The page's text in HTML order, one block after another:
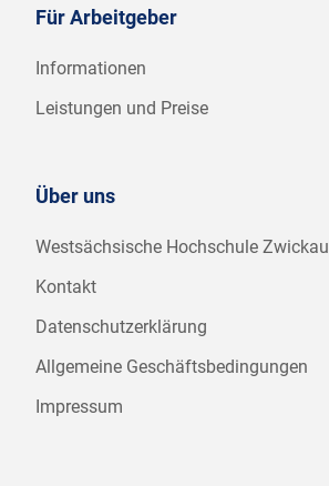
Für Arbeitgeber
Informationen
Leistungen und Preise
Über uns
Westsächsische Hochschule Zwickau
Kontakt
Datenschutzerklärung
Allgemeine Geschäftsbedingungen
Impressum